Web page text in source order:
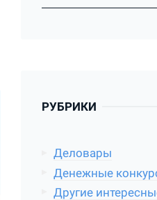
РУБРИКИ
Деловары
Денежные
Другие